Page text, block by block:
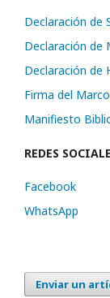
Declaración de
Declaración de
Declaración de
Firma del
Manifiesto
REDES
Facebook
WhatsApp
Enviar un